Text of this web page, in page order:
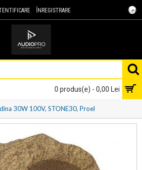
Lei
ÎNREGISTRARE
0 produs(e) - 0,00 Lei
30W 100V, STONE30, Proel